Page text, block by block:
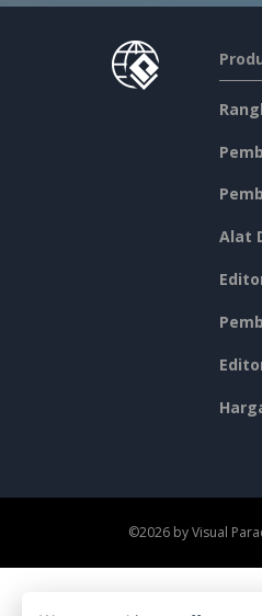
Alat
©2026 by Visual